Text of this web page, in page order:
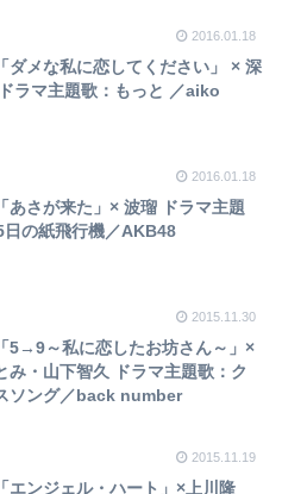
2016.01.18
ダメな私に恋してください」 × 深
ラマ主題歌：もっと ／aiko
2016.01.18
あさが来た」× 波瑠 ドラマ主題
日の紙飛行機／AKB48
2015.11.30
5→9～私に恋したお坊さん～」×
み・山下智久 ドラマ主題歌：ク
ソング／back number
2015.11.19
エンジェル・ハート」×上川隆